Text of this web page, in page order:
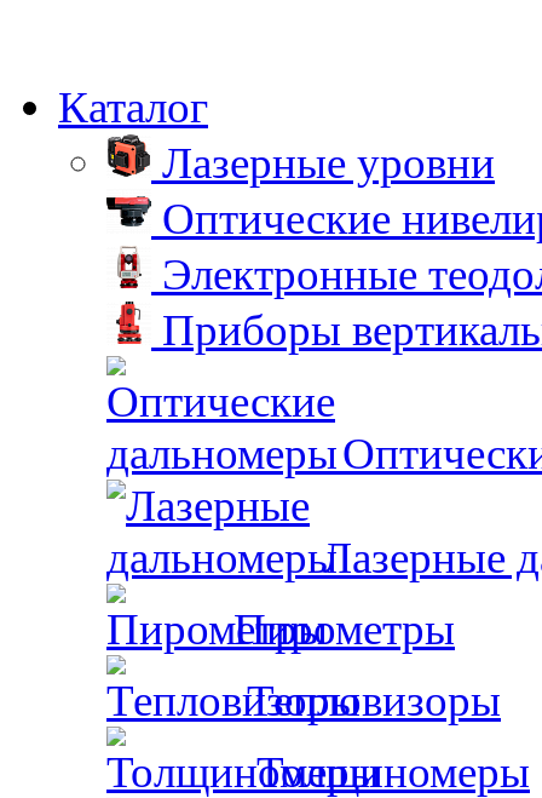
Каталог
Лазерные уровни
Оптические
Электронные
Приборы
Лазерные
Пирометры
Тепловизоры
Толщиномеры